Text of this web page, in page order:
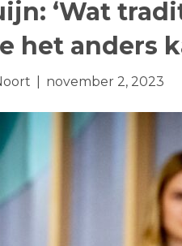
‘Wat
het anders
november 2, 2023